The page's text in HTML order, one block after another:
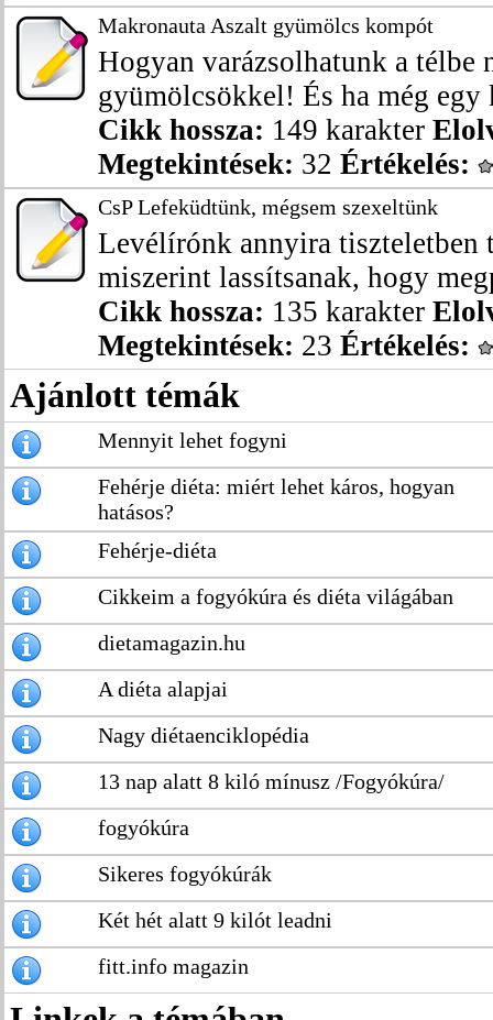
Makronauta Aszalt gyümölcs kompót
Hogyan varázsolhatunk a télbe
gyümölcsökkel! És ha még
Cikk hossza: 149 karakter
Megtekintések: 32 Értékelés:
CsP Lefeküdtünk, mégsem szexeltünk
Levélírónk annyira tiszteletben
miszerint lassítsanak, hogy
Cikk hossza: 135 karakter
Megtekintések: 23 Értékelés:
Ajánlott témák
Mennyit lehet fogyni
Fehérje diéta: miért lehet káros, hogyan
hatásos?
Fehérje-diéta
Cikkeim a fogyókúra és diéta világában
dietamagazin.hu
A diéta alapjai
Nagy diétaenciklopédia
13 nap alatt 8 kiló mínusz /Fogyókúra/
fogyókúra
Sikeres fogyókúrák
Két hét alatt 9 kilót leadni
fitt.info magazin